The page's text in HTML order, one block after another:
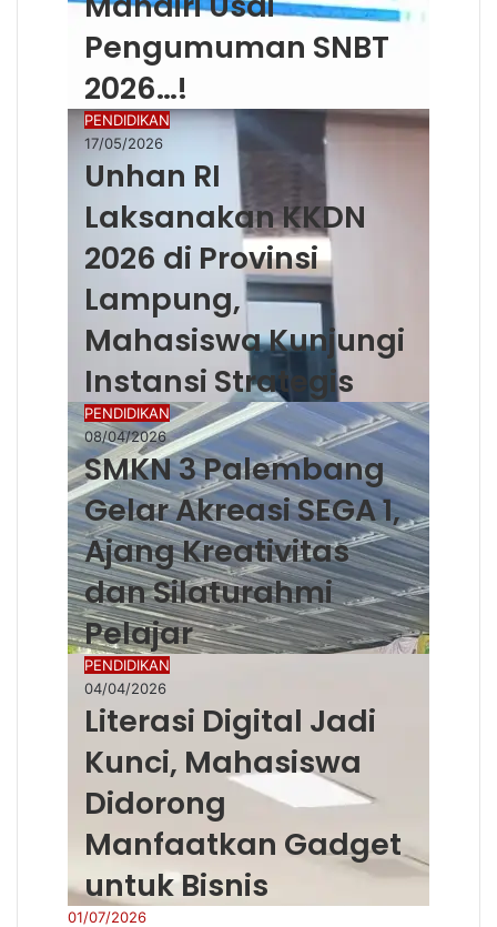
Pengumuman SNBT
2026…!
PENDIDIKAN
17/05/2026
Unhan RI
Laksanakan KKDN
2026 di Provinsi
Lampung,
Mahasiswa Kunjungi
Instansi Strategis
PENDIDIKAN
08/04/2026
SMKN 3 Palembang
Gelar Akreasi SEGA 1,
Ajang Kreativitas
dan Silaturahmi
Pelajar
PENDIDIKAN
04/04/2026
Literasi Digital Jadi
Kunci, Mahasiswa
Didorong
Manfaatkan Gadget
untuk Bisnis
01/07/2026